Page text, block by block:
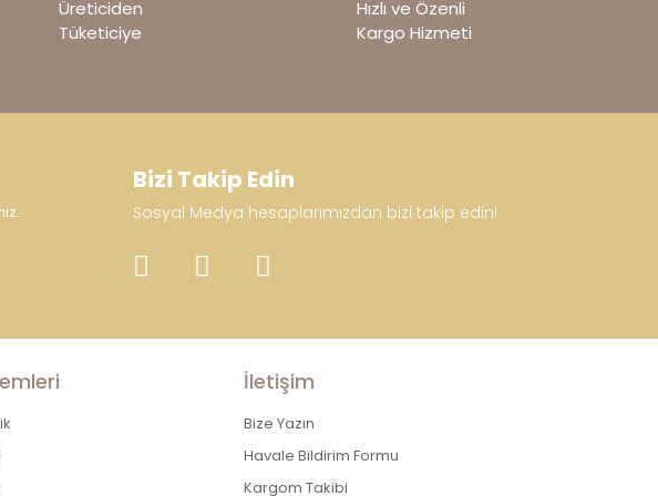
Üreticiden
Tüketiciye
Hızlı ve Özenli
Kargo Hizmeti
Bizi Takip Edin
Sosyal Medya hesaplarımızdan bizi takip edin!
İletişim
Bize Yazın
Havale Bildirim Formu
Kargom Takibi